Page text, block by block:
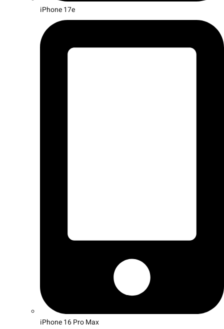
iPhone 17e
iPhone 16 Pro Max